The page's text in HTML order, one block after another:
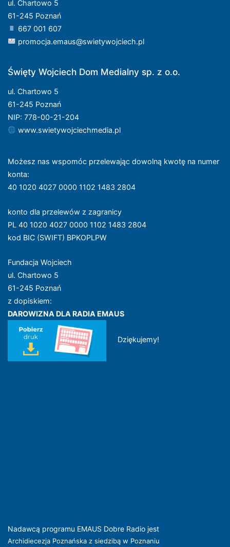
ul. Chartowo 5
61-245 Poznań
667 001 607
promocja.emaus@swietywojciech.pl
Święty Wojciech Dom Medialny sp. z o.o.
ul. Chartowo 5
61-245 Poznań
NIP: 778-00-21-204
www.swietywojciechmedia.pl
Możesz nas wspomóc przelewając dowolną kwotę na numer
konta:
40 1020 4027 0000 1102 1483 2804
konto dla przelewów z zagranicy
PL 40 1020 4027 0000 1102 1483 2804
kod BIC (SWIFT) BPKOPLPW
Fundacja Wojciech
ul. Chartowo 5
61-245 Poznań
z dopiskiem:
DAROWIZNA DLA RADIA EMAUS
Dziękujemy!
Nadawcą programu EMAUS Dobre Radio jest
Archidiecezja Poznańska z siedzibą w Poznaniu